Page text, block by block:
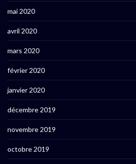
mai 2020
avril 2020
mars 2020
février 2020
janvier 2020
décembre 2019
novembre 2019
octobre 2019